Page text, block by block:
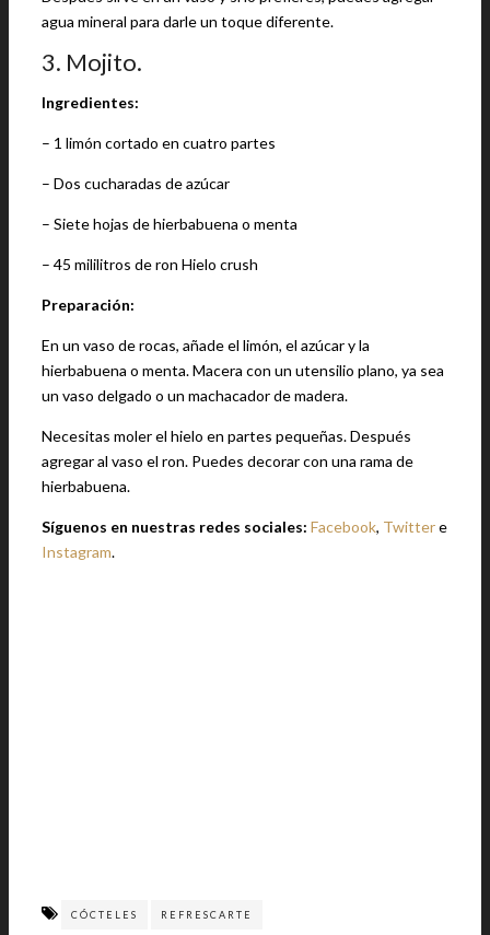
agua mineral para darle un toque diferente.
3. Mojito.
Ingredientes:
– 1 limón cortado en cuatro partes
– Dos cucharadas de azúcar
– Siete hojas de hierbabuena o menta
– 45 mililitros de ron Hielo crush
Preparación:
En un vaso de rocas, añade el limón, el azúcar y la
hierbabuena o menta. Macera con un utensilio plano, ya sea
un vaso delgado o un machacador de madera.
Necesitas moler el hielo en partes pequeñas. Después
agregar al vaso el ron. Puedes decorar con una rama de
hierbabuena.
Síguenos en nuestras redes sociales: Facebook, Twittere
Instagram.
CÓCTELES REFRESCARTE